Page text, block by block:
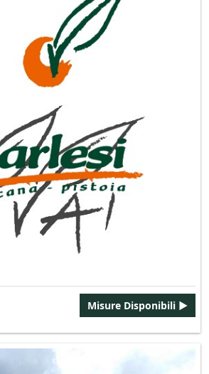
Misure Disponibili ►